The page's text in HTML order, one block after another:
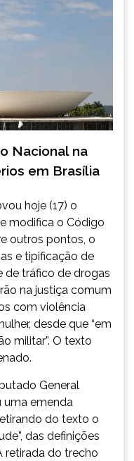
Nacional na
em Brasília
hoje (17) o
modifica o Código
outros pontos, o
e tipificação de
de tráfico de drogas
na justiça comum
com violência
desde que “em
militar”. O texto
General
uma emenda
do texto o
das definições
retirada do trecho